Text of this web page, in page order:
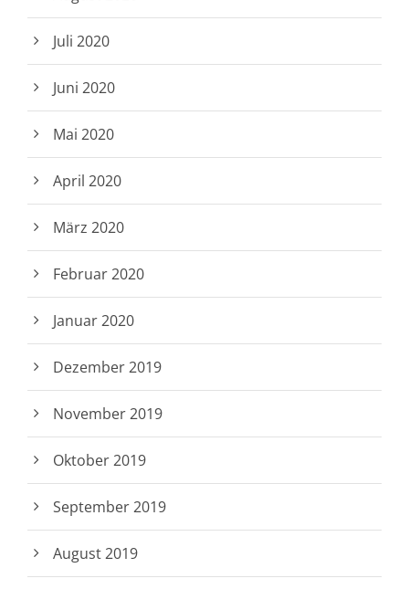
Juli 2020
Juni 2020
Mai 2020
April 2020
März 2020
Februar 2020
Januar 2020
Dezember 2019
November 2019
Oktober 2019
September 2019
August 2019